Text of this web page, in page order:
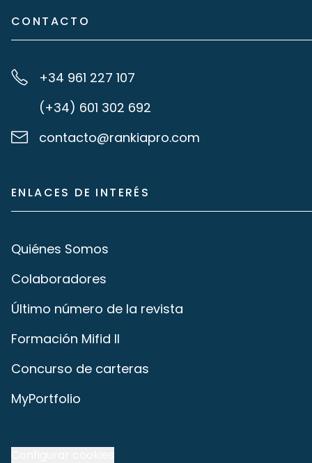
CONTACTO
+34 961 227 107
(+34) 601 302 692
contacto@rankiapro.com
ENLACES DE INTERÉS
Quiénes Somos
Colaboradores
Último número de la revista
Formación Mifid II
Concurso de carteras
MyPortfolio